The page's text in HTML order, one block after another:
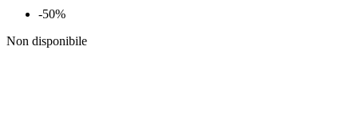
-50%
Non disponibile